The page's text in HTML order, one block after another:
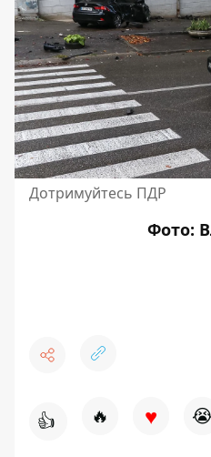
Дотримуйтесь ПДР
Фото:
👍 🔥 ♥